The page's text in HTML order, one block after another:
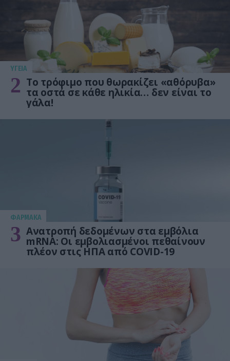
ΥΓΕΙΑ
2 Το τρόφιμο που θωρακίζει «αθόρυβα»
τα οστά σε κάθε ηλικία… δεν είναι το
γάλα!
ΦΑΡΜΑΚΑ
3 Ανατροπή δεδομένων στα εμβόλια
mRNA: Οι εμβολιασμένοι πεθαίνουν
πλέον στις ΗΠΑ από COVID-19